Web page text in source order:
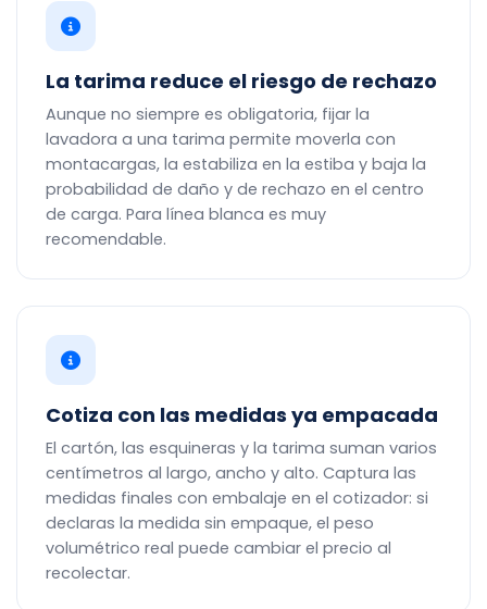
La tarima reduce el riesgo de rechazo
Aunque no siempre es obligatoria, fijar la
lavadora a una tarima permite moverla con
montacargas, la estabiliza en la estiba y baja la
probabilidad de daño y de rechazo en el centro
de carga. Para línea blanca es muy
recomendable.
Cotiza con las medidas ya empacada
El cartón, las esquineras y la tarima suman varios
centímetros al largo, ancho y alto. Captura las
medidas finales con embalaje en el cotizador: si
declaras la medida sin empaque, el peso
volumétrico real puede cambiar el precio al
recolectar.